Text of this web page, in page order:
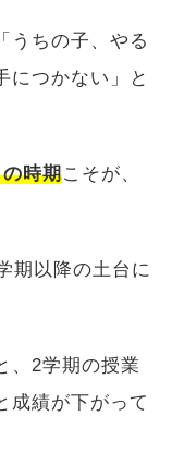
うちの子、やる
につかない」と
時期こそが、
期以降の土台に
、2学期の授業
成績が下がって